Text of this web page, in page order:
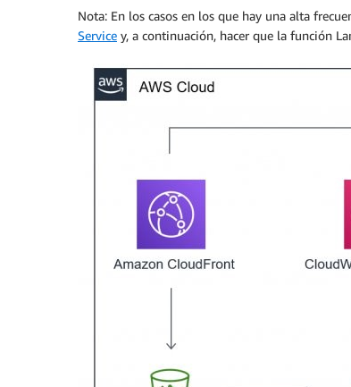
Nota: En los casos en los que hay una alta
Service y, a continuación, hacer que la función